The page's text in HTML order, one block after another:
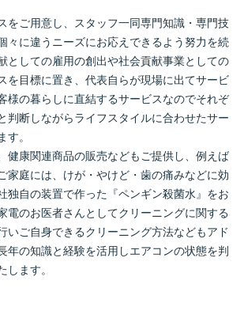
をご用意し、スタッフ一同専門知識・専門技
々に違うニーズにお応えできるよう努力を続
としての雇用の創出や社会貢献事業としての
を目標に置き、代表自らが現場に出てサービ
様の暮らしに直結するサービスなのでそれぞ
判断しながらライフスタイルに合わせたサー
。
健康関連商品の販売などもご提供し、例えば
家庭には、けが・やけど・歯の痛みなどに効
独自の装置で作った『ペンギン殺菌水』をお
電のお医者さんとしてクリーニングに関する
いご自身できるクリーニング方法などもアド
年の知識と経験を活用しエアコンの状態を判
ます。